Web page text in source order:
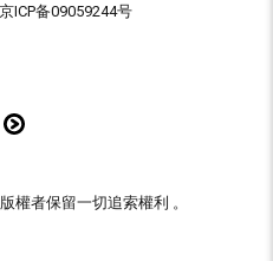
京ICP备09059244号
權者保留一切追索權利 。